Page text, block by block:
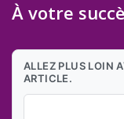
À votre
ALLEZ PLUS LOIN
ARTICLE.